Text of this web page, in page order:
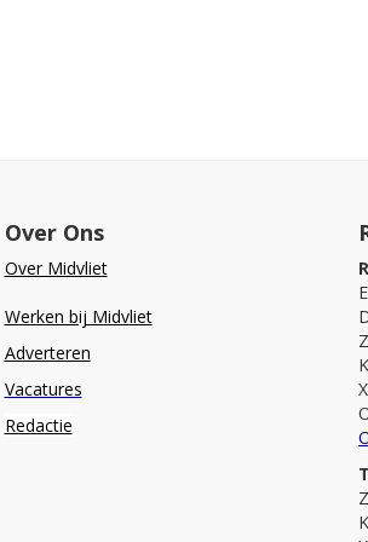
Over Ons
Over Midvliet
Werken bij Midvliet
Adverteren
Vacatures
Redactie